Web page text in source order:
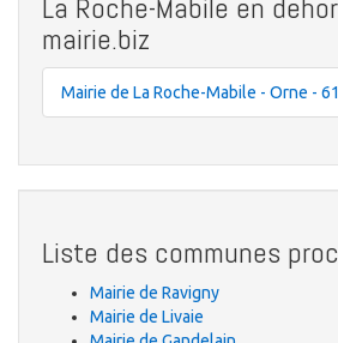
La Roche-Mabile en
mairie.biz
Mairie de La Roche-Mabile - Orne -
Liste des communes
Mairie de Ravigny
Mairie de Livaie